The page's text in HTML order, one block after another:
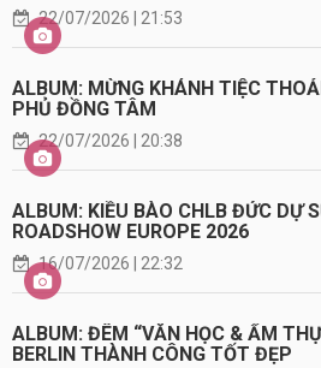
22/07/2026 | 21:53
ALBUM: MỪNG KHÁNH TIỆC
PHỦ ĐỒNG TÂM
22/07/2026 | 20:38
ALBUM: KIỀU BÀO CHLB ĐỨC DỰ
ROADSHOW EUROPE 2026
16/07/2026 | 22:32
ALBUM: ĐÊM “VĂN HỌC & ẨM
BERLIN THÀNH CÔNG TỐT ĐẸP